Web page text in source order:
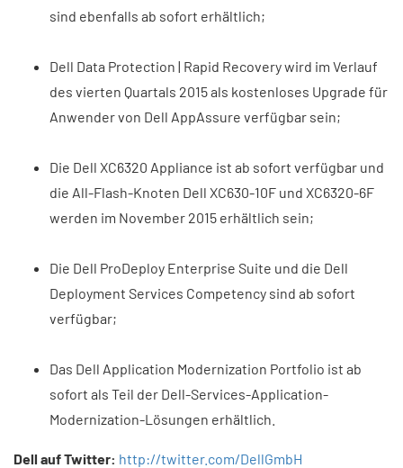
sind ebenfalls ab sofort erhältlich;
Dell Data Protection | Rapid Recovery wird im Verlauf
des vierten Quartals 2015 als kostenloses Upgrade für
Anwender von Dell AppAssure verfügbar sein;
Die Dell XC6320 Appliance ist ab sofort verfügbar und
die All-Flash-Knoten Dell XC630-10F und XC6320-6F
werden im November 2015 erhältlich sein;
Die Dell ProDeploy Enterprise Suite und die Dell
Deployment Services Competency sind ab sofort
verfügbar;
Das Dell Application Modernization Portfolio ist ab
sofort als Teil der Dell-Services-Application-
Modernization-Lösungen erhältlich.
Dell auf Twitter: http://twitter.com/DellGmbH